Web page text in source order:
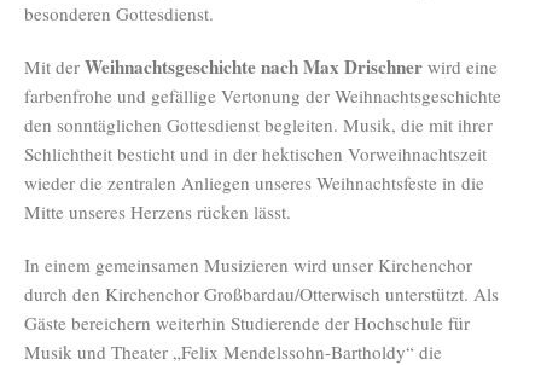
besonderen Gottesdienst.
Mit der Weihnachtsgeschichte nach Max Drischner wird eine
farbenfrohe und gefällige Vertonung der Weihnachtsgeschichte
den sonntäglichen Gottesdienst begleiten. Musik, die mit ihrer
Schlichtheit besticht und in der hektischen Vorweihnachtszeit
wieder die zentralen Anliegen unseres Weihnachtsfeste in die
Mitte unseres Herzens rücken lässt.
In einem gemeinsamen Musizieren wird unser Kirchenchor
durch den Kirchenchor Großbardau/Otterwisch unterstützt. Als
Gäste bereichern weiterhin Studierende der Hochschule für
Musik und Theater „Felix Mendelssohn-Bartholdy“ die